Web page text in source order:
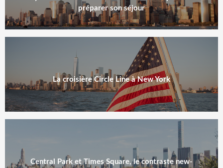
préparer son séjour
La croisière Circle Line à New York
Central Park et Times Square, le contraste new-